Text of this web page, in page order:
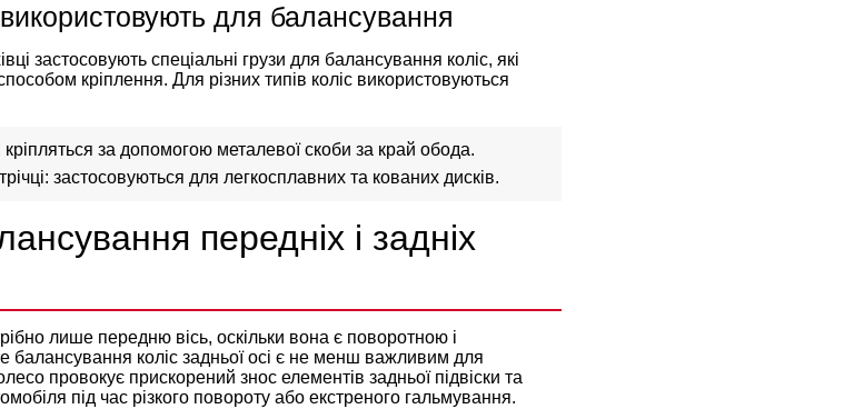
для балансування
застосовують спеціальні грузи для балансування коліс, які
кріплення. Для різних типів коліс використовуються
за допомогою металевої скоби за край обода.
застосовуються для легкосплавних та кованих дисків.
передніх і задніх
лише передню вісь, оскільки вона є поворотною і
балансування коліс задньої осі є не менш важливим для
провокує прискорений знос елементів задньої підвіски та
під час різкого повороту або екстреного гальмування.